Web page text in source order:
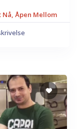
Nå, Åpen Mellom